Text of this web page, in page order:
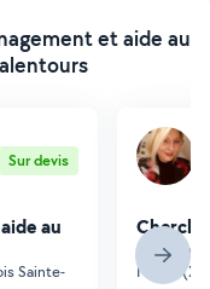
et aide au
Sur devis
au
Sainte-
Nancy